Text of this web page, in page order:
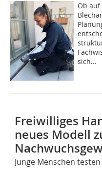
Ob auf
sich...
Freiwilliges
neues Modell
Junge Menschen